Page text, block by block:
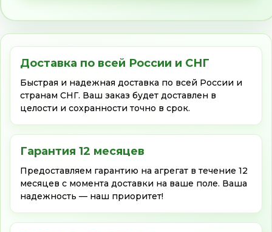
Доставка по всей России и СНГ
Быстрая и надежная доставка по всей России и
странам СНГ. Ваш заказ будет доставлен в
целости и сохранности точно в срок.
Гарантия 12 месяцев
Предоставляем гарантию на агрегат в течение 12
месяцев с момента доставки на ваше поле. Ваша
надежность — наш приоритет!